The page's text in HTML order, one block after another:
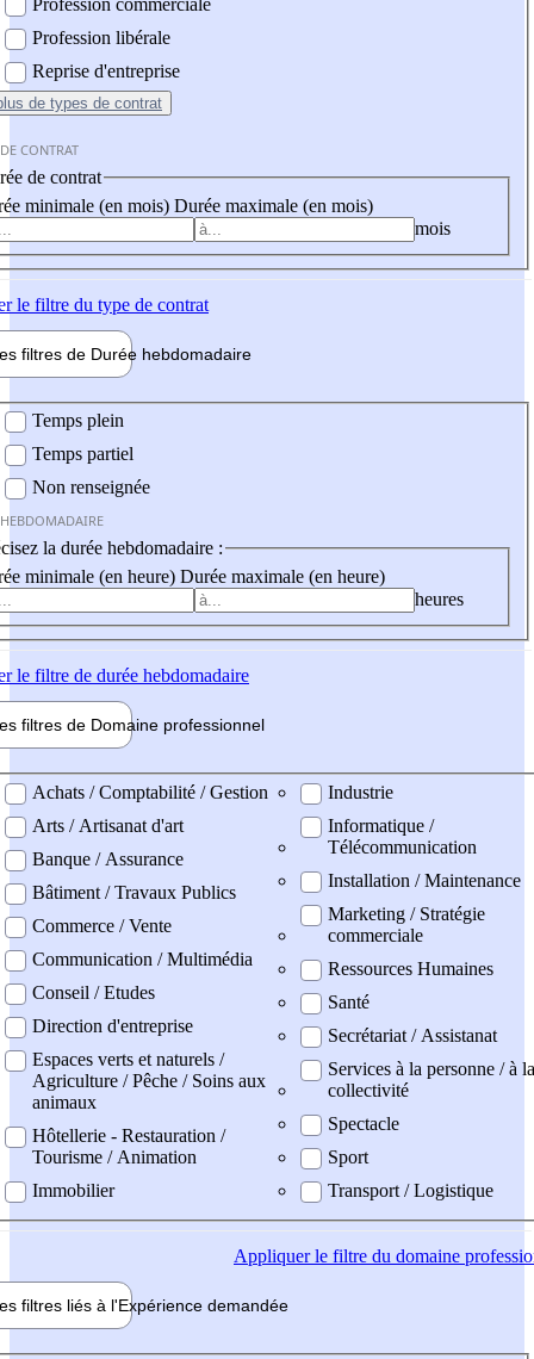
Profession commerciale
Profession libérale
Reprise d'entreprise
de types de contrat
CONTRAT
de contrat
minimale (en mois) Durée maximale (en mois)
mois
le filtre du type de contrat
filtres de Durée hebdomadaire
Temps plein
Temps partiel
Non renseignée
la durée hebdomadaire :
minimale (en heure) Durée maximale (en heure)
heures
le filtre de durée hebdomadaire
filtres de Domaine professionnel
professionel
Achats / Comptabilité / Gestion
Arts / Artisanat d'art
Banque / Assurance
Bâtiment / Travaux Publics
Commerce / Vente
Communication / Multimédia
Conseil / Etudes
Direction d'entreprise
Espaces verts et naturels /
Agriculture / Pêche / Soins aux
animaux
Hôtellerie - Restauration /
Tourisme / Animation
Immobilier
Industrie
Informatique /
Télécommunication
Installation / Maintenance
Marketing / Stratégie
commerciale
Ressources Humaines
Santé
Secrétariat / Assistanat
Services à la personne / à la
collectivité
Spectacle
Sport
Transport / Logistique
Appliquerle filtre du domaine
filtres liés à l'Expérience demandée